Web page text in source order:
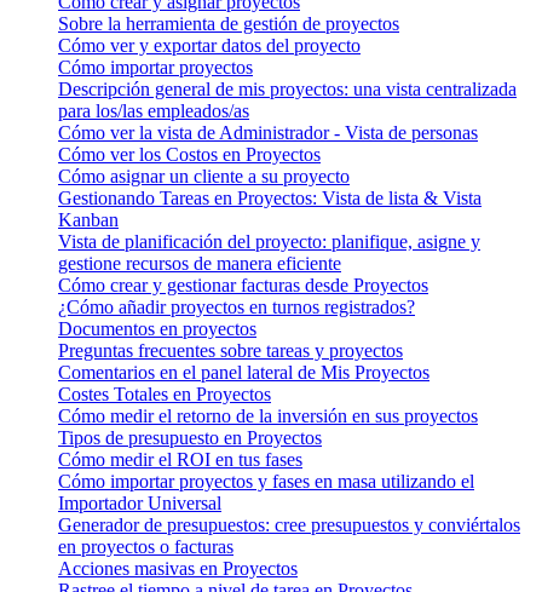
Sobre la herramienta de gestión de proyectos
Cómo ver y exportar datos del proyecto
Cómo importar proyectos
Descripción general de mis proyectos: una vista centralizada
para los/las empleados/as
Cómo ver la vista de Administrador - Vista de personas
Cómo ver los Costos en Proyectos
Cómo asignar un cliente a su proyecto
Gestionando Tareas en Proyectos: Vista de lista & Vista
Kanban
Vista de planificación del proyecto: planifique, asigne y
gestione recursos de manera eficiente
Cómo crear y gestionar facturas desde Proyectos
¿Cómo añadir proyectos en turnos registrados?
Documentos en proyectos
Preguntas frecuentes sobre tareas y proyectos
Comentarios en el panel lateral de Mis Proyectos
Costes Totales en Proyectos
Cómo medir el retorno de la inversión en sus proyectos
Tipos de presupuesto en Proyectos
Cómo medir el ROI en tus fases
Cómo importar proyectos y fases en masa utilizando el
Importador Universal
Generador de presupuestos: cree presupuestos y conviértalos
en proyectos o facturas
Acciones masivas en Proyectos